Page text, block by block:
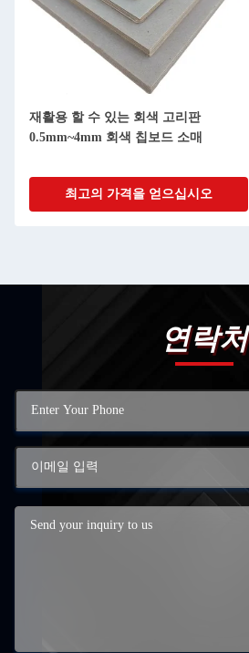
재활용 할 수 있는 회색 고리판
0.5mm~4mm 회색 칩보드 소매
최고의 가격을 얻으십시오
연락처